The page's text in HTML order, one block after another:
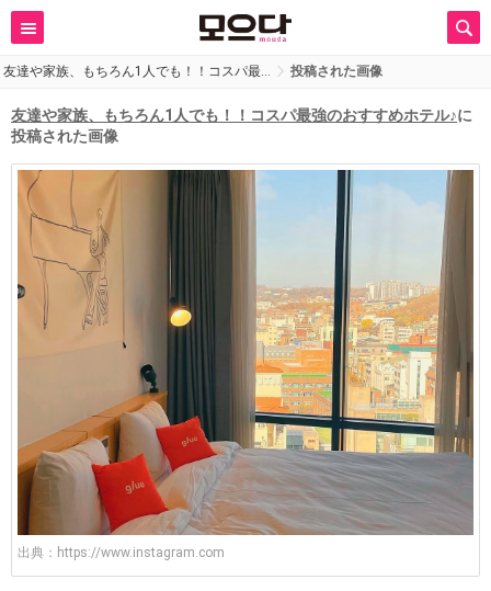
友達や家族、もちろん1人でも！！コスパ最… 投稿された画像
友達や家族、もちろん1人でも！！コスパ最強のおすすめホテル♪に
投稿された画像
出典： https://www.instagram.com